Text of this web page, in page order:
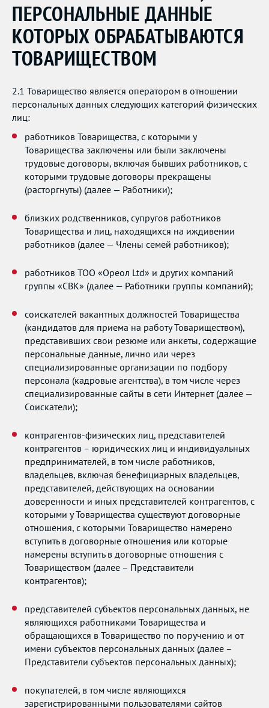
ПЕРСОНАЛЬНЫЕ ДАННЫЕ
КОТОРЫХ ОБРАБАТЫВАЮТСЯ
ТОВАРИЩЕСТВОМ
2.1 Товарищество является оператором в отношении
персональных данных следующих категорий физических
лиц:
работников Товарищества, с которыми у
Товарищества заключены или были заключены
трудовые договоры, включая бывших работников, с
которыми трудовые договоры прекращены
(расторгнуты) (далее — Работники);
близких родственников, супругов работников
Товарищества и лиц, находящихся на иждивении
работников (далее — Члены семей работников);
работников ТОО «Ореол Ltd» и других компаний
группы «СВК» (далее — Работники группы компаний);
соискателей вакантных должностей Товарищества
(кандидатов для приема на работу Товариществом),
представивших свои резюме или анкеты, содержащие
персональные данные, лично или через
специализированные организации по подбору
персонала (кадровые агентства), в том числе через
специализированные сайты в сети Интернет (далее —
Соискатели);
контрагентов-физических лиц, представителей
контрагентов – юридических лиц и индивидуальных
предпринимателей, в том числе работников,
владельцев, включая бенефициарных владельцев,
представителей, действующих на основании
доверенности и иных представителей контрагентов, с
которыми у Товарищества существуют договорные
отношения, с которыми Товарищество намерено
вступить в договорные отношения или которые
намерены вступить в договорные отношения с
Товариществом (далее – Представители
контрагентов);
представителей субъектов персональных данных, не
являющихся работниками Товарищества и
обращающихся в Товарищество по поручению и от
имени субъектов персональных данных (далее –
Представители субъектов персональных данных);
покупателей, в том числе являющихся
зарегистрированными пользователями сайтов